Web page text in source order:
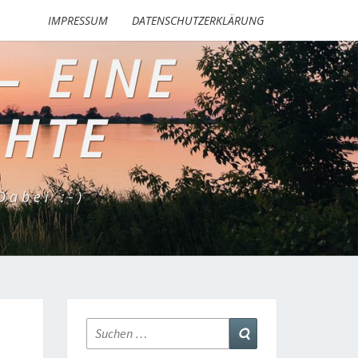
IMPRESSUM DATENSCHUTZERKLÄRUNG
EINE
:-)
Suchen
nach:
Suchen